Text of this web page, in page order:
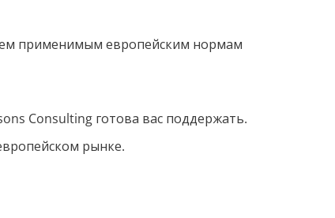
применимым европейским нормам
Consulting готова вас поддержать.
рынке.